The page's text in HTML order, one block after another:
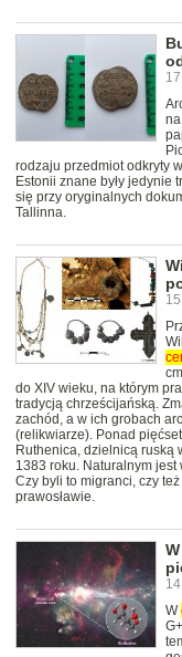
rodzaju przedmiot odkryty
Estonii znane były jedynie
się przy oryginalnych
Tallinna.
do XIV wieku, na którym
tradycją chrześcijańską.
zachód, a w ich grobach
(relikwiarze). Ponad
Ruthenica, dzielnicą ruską
1383 roku. Naturalnym
Czy byli to migranci, czy
prawosławie.
W